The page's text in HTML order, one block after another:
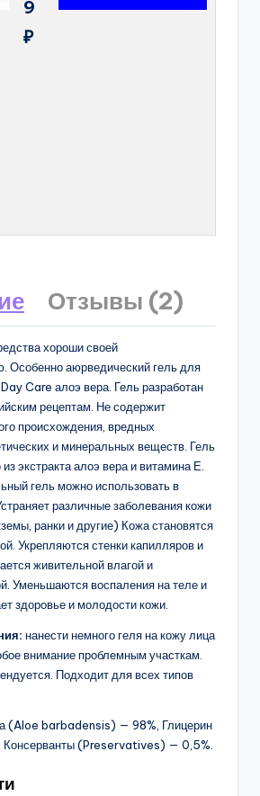
9
₽
Отзывы (2)
хороши своей
Особенно аюрведический гель для
Care алоэ вера. Гель разработан
рецептам. Не содержит
происхождения, вредных
и минеральных веществ. Гель
экстракта алоэ вера и витамина Е.
гель можно использовать в
различные заболевания кожи
ранки и другие) Кожа становятся
Укрепляются стенки капилляров и
живительной влагой и
Уменьшаются воспаления на теле и
здоровье и молодости кожи.
нанести немного геля на кожу лица
внимание проблемным участкам.
Подходит для всех типов
(Aloe barbadensis) — 98%, Глицерин
(Preservatives) — 0,5%.